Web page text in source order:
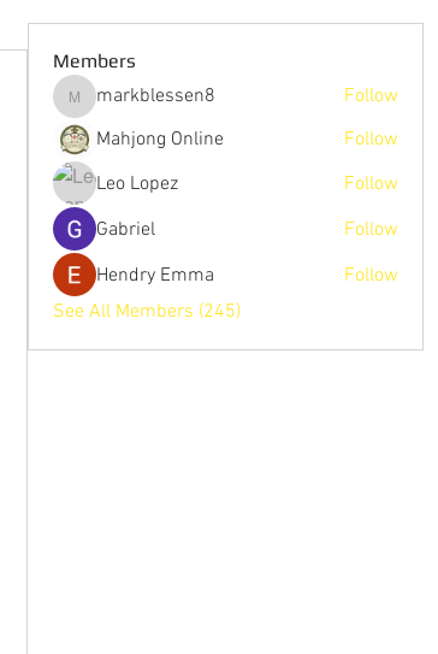
Members
markblessen8
markblessen8
Follow
Mahjong Online
Follow
Leo Lopez
Follow
Gabriel
Follow
Hendry Emma
Follow
See All Members (245)